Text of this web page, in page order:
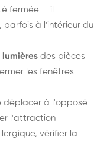
fermée — il
parfois à l'intérieur du
lumières des pièces
les fenêtres
déplacer à l'opposé
l'attraction
vérifier la